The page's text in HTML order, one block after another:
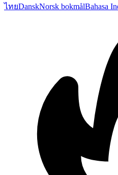
ไทยDanskNorsk bokmålBahasa